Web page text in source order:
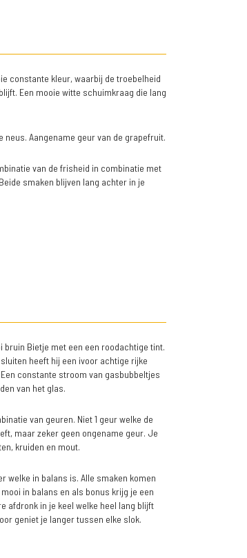
constante kleur, waarbij de troebelheid
Een mooie witte schuimkraag die lang
neus. Aangename geur van de grapefruit.
van de frisheid in combinatie met
smaken blijven lang achter in je
bruin Bietje met een een roodachtige tint.
heeft hij een ivoor achtige rijke
constante stroom van gasbubbeltjes
van het glas.
van geuren. Niet 1 geur welke de
maar zeker geen ongename geur. Je
kruiden en mout.
welke in balans is. Alle smaken komen
in balans en als bonus krijg je een
afdronk in je keel welke heel lang blijft
geniet je langer tussen elke slok.